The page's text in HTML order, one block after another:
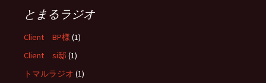
とまるラジオ
Client BP様 (1)
Client si邸 (1)
トマルラジオ (1)